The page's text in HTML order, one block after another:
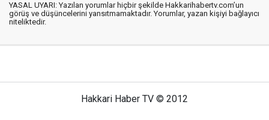
YASAL UYARI: Yazılan yorumlar hiçbir şekilde Hakkarihabertv.com’un
görüş ve düşüncelerini yansıtmamaktadır. Yorumlar, yazan kişiyi bağlayıcı
niteliktedir.
Hakkari Haber TV © 2012